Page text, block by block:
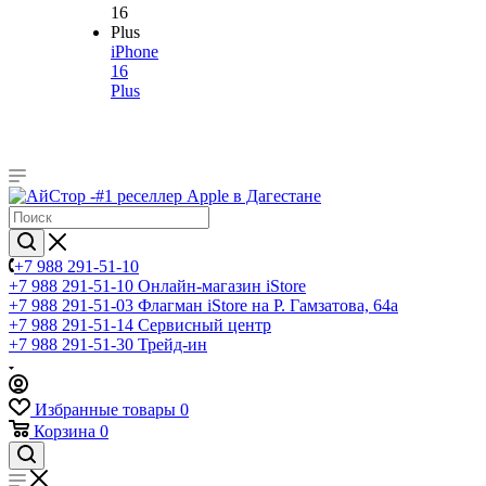
iPhone
16
Plus
+7 988 291-51-10
+7 988 291-51-10 Онлайн-магазин iStore
+7 988 291-51-03 Флагман iStore на Р. Гамзатова, 64а
+7 988 291-51-14 Сервисный центр
+7 988 291-51-30 Трейд-ин
Избранные товары 0
Корзина 0